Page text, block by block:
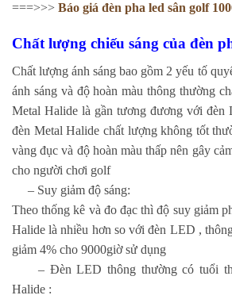
===>>> Báo giá đèn pha led sân golf
Chất lượng chiếu sáng của đèn
Chất lượng ánh sáng bao gồm 2 yếu tố
ánh sáng và độ hoàn màu thông thường
Metal Halide là gần tương đương với đèn
đèn Metal Halide chất lượng không tốt
vàng đục và độ hoàn màu thấp nên gây
cho người chơi golf
– Suy giảm độ sáng:
Theo thống kê và đo đạc thì độ suy giảm
Halide là nhiều hơn so với đèn LED ,
giảm 4% cho 9000giờ sử dụng
– Đèn LED thông thường có tuổi
Halide :